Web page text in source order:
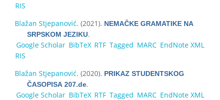
RIS
Blažan Stjepanović. (2021). NEMAČKE GRAMATIKE NA
SRPSKOM JEZIKU.
Google Scholar BibTeX RTF Tagged MARC EndNote XML
RIS
Blažan Stjepanović. (2020). PRIKАZ SТUDЕNТSKОG
ČАSОPISА 207.de.
Google Scholar BibTeX RTF Tagged MARC EndNote XML